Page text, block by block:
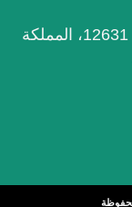
شارع الوشم، حي المربع، الرياض 12631، المملكة